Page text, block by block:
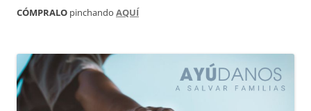
CÓMPRALO pinchando AQUÍ